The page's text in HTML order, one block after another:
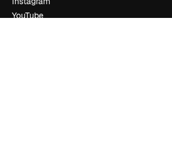
YouTube